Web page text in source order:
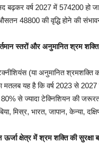
बढ़कर वर्ष 2027 में 574200 हो
48800 की वृद्धि होने की
स्तरों और अनुमानित श्रम
(या अनुमानित श्रमशक्ति
यह है कि वर्ष 2023 से
से ज्यादा टेक्निशियन की
मिस्र, भारत, जापान, केन्या,
क्षेत्र में श्रम शक्ति की